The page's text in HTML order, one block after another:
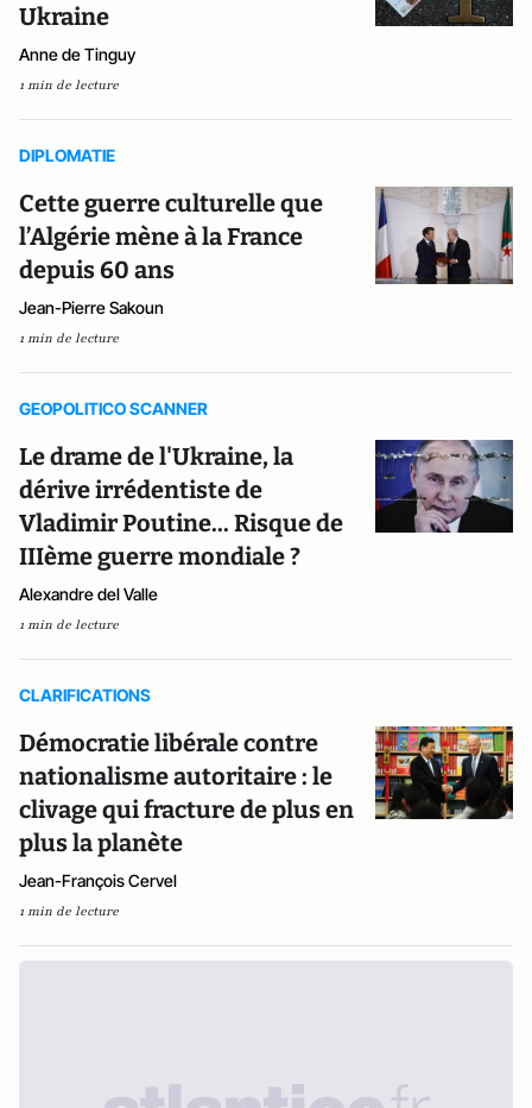
Ukraine
Anne de Tinguy
1 min de lecture
DIPLOMATIE
Cette guerre culturelle que
l’Algérie mène à la France
depuis 60 ans
Jean-Pierre Sakoun
1 min de lecture
GEOPOLITICO SCANNER
Le drame de l'Ukraine, la
dérive irrédentiste de
Vladimir Poutine... Risque de
IIIème guerre mondiale ?
Alexandre del Valle
1 min de lecture
CLARIFICATIONS
Démocratie libérale contre
nationalisme autoritaire : le
clivage qui fracture de plus en
plus la planète
Jean-François Cervel
1 min de lecture